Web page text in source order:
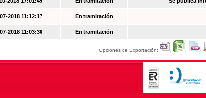
2018 11:12:17 En tramitación
2018 11:03:36 En tramitación
Opciones de Exportación: | | |